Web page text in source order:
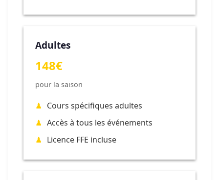
Adultes
148€
pour la saison
Cours spécifiques adultes
Accès à tous les événements
Licence FFE incluse